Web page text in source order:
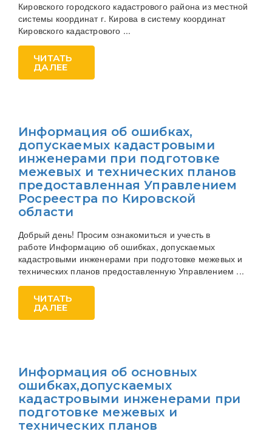
Кировского городского кадастрового района из местной
системы координат г. Кирова в систему координат
Кировского кадастрового ...
ЧИТАТЬ
ДАЛЕЕ
Информация об ошибках,
допускаемых кадастровыми
инженерами при подготовке
межевых и технических планов
предоставленная Управлением
Росреестра по Кировской
области
Добрый день! Просим ознакомиться и учесть в
работе Информацию об ошибках, допускаемых
кадастровыми инженерами при подготовке межевых и
технических планов предоставленную Управлением ...
ЧИТАТЬ
ДАЛЕЕ
Информация об основных
ошибках,допускаемых
кадастровыми инженерами при
подготовке межевых и
технических планов